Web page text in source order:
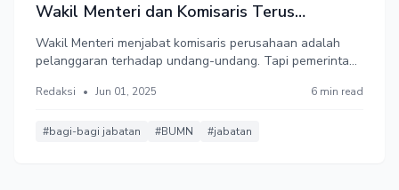
Wakil Menteri dan Komisaris Terus
Berlanjut
Wakil Menteri menjabat komisaris perusahaan adalah
pelanggaran terhadap undang-undang. Tapi pemerintah
menjalankan praktik ini.
Redaksi • Jun 01, 2025 6 min read
#bagi-bagi jabatan #BUMN #jabatan